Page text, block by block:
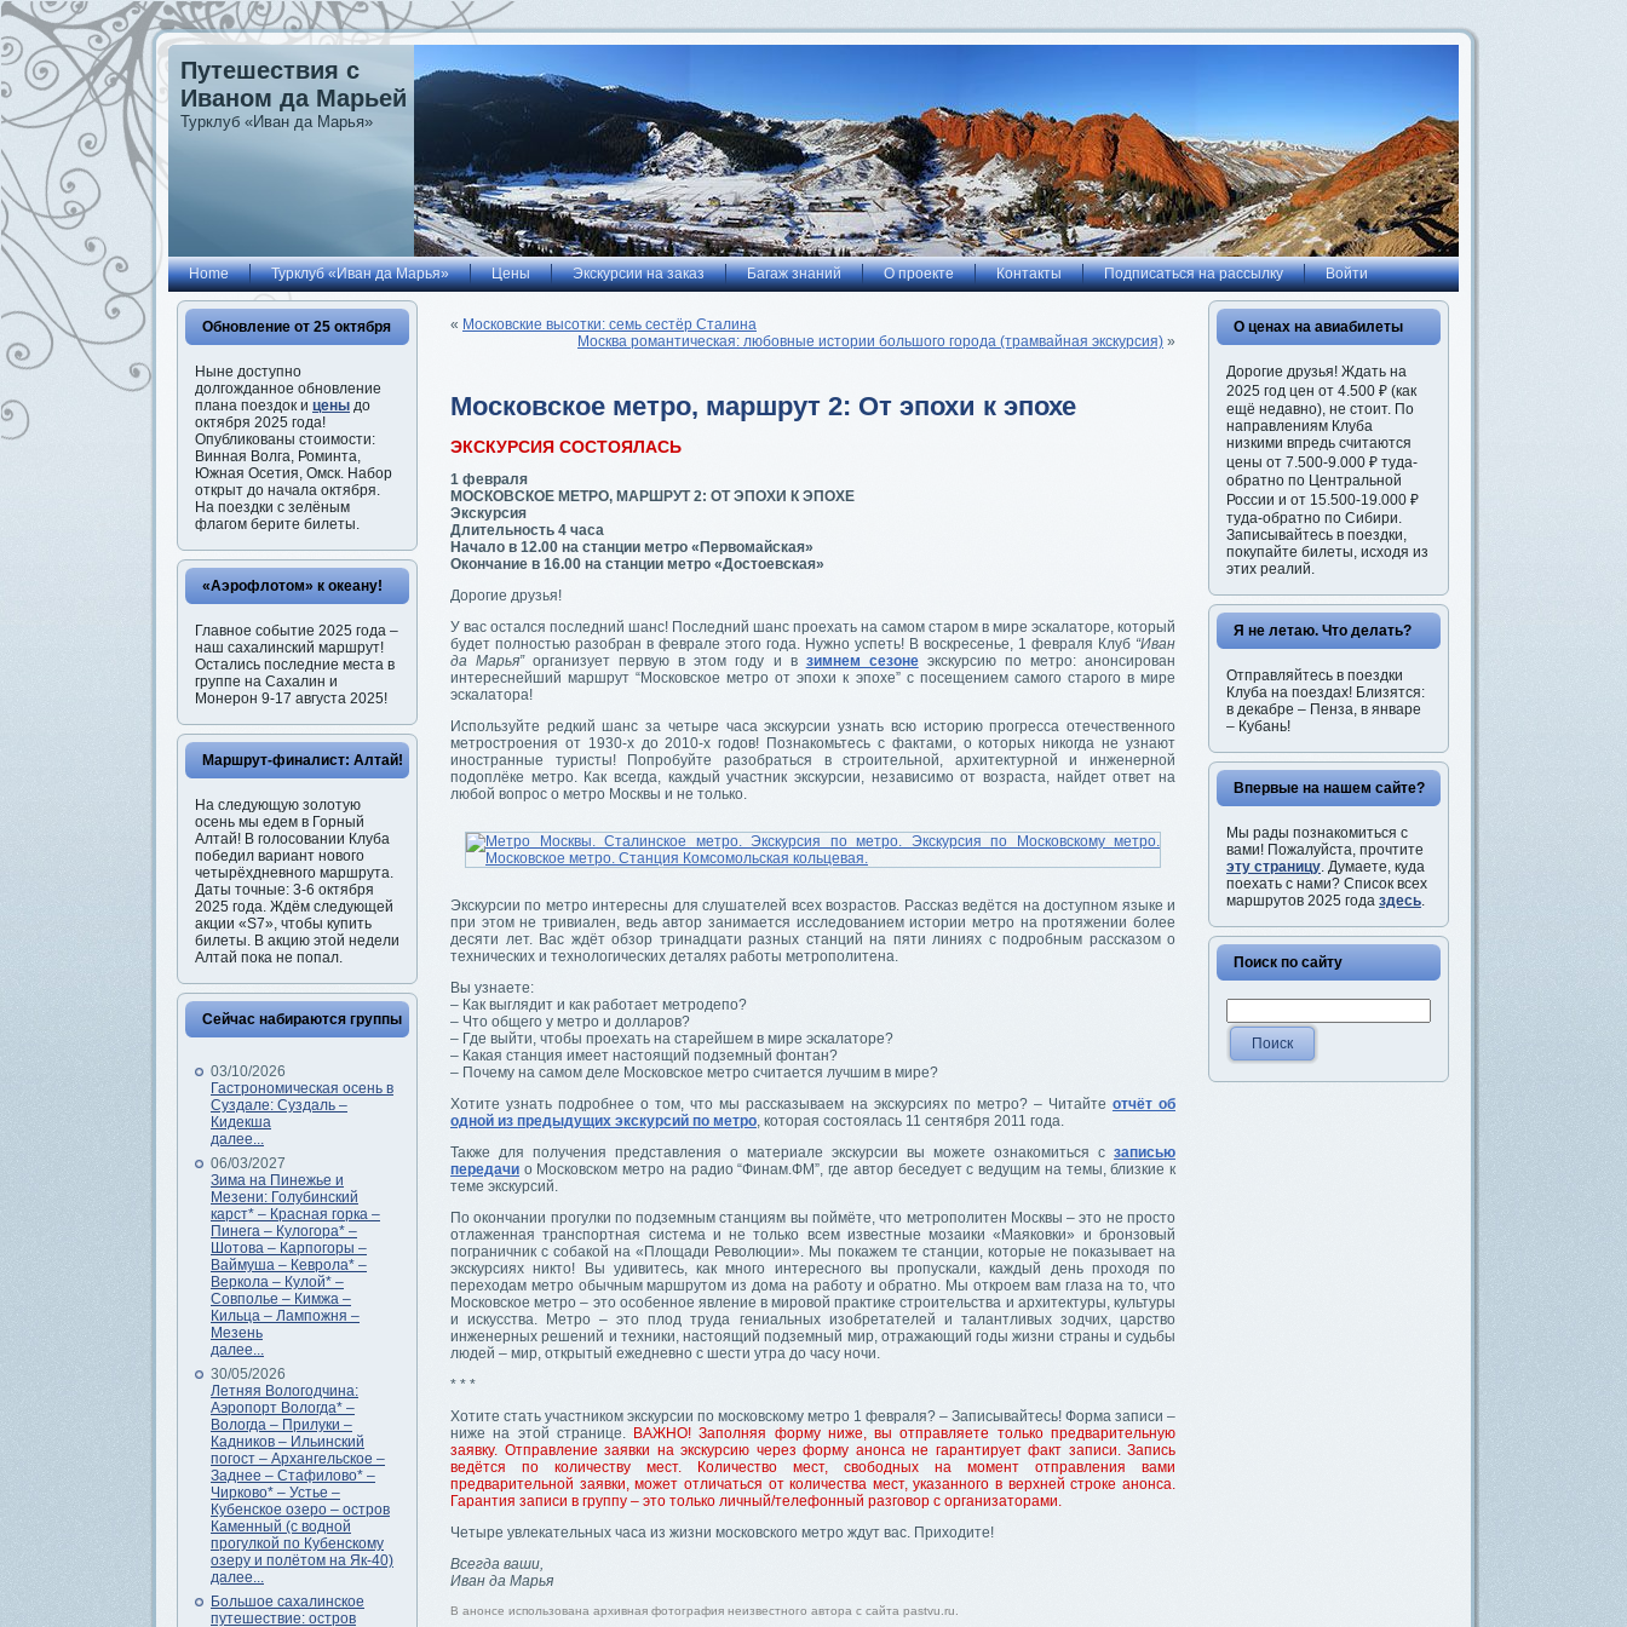
Путешествия с
Иваном да Марьей
Турклуб «Иван да Марья»
Home Турклуб «Иван да Марья» Цены Экскурсии на заказ Багаж знаний О проекте Контакты Подписаться на рассылку Войти
Обновление от 25 октября
Ныне доступно
долгожданное обновление
плана поездок и цены до
октября 2025 года!
Опубликованы стоимости:
Винная Волга, Роминта,
Южная Осетия, Омск. Набор
открыт до начала октября.
На поездки с зелёным
флагом берите билеты.
«Аэрофлотом» к океану!
Главное событие 2025 года –
наш сахалинский маршрут!
Остались последние места в
группе на Сахалин и
Монерон 9-17 августа 2025!
Маршрут-финалист: Алтай!
На следующую золотую
осень мы едем в Горный
Алтай! В голосовании Клуба
победил вариант нового
четырёхдневного маршрута.
Даты точные: 3-6 октября
2025 года. Ждём следующей
акции «S7», чтобы купить
билеты. В акцию этой недели
Алтай пока не попал.
Сейчас набираются группы
03/10/2026
Гастрономическая осень в
Суздале: Суздаль –
Кидекша
далее...
06/03/2027
Зима на Пинежье и
Мезени: Голубинский
карст* – Красная горка –
Пинега – Кулогора* –
Шотова – Карпогоры –
Ваймуша – Кеврола* –
Веркола – Кулой* –
Совполье – Кимжа –
Кильца – Лампожня –
Мезень
далее...
30/05/2026
Летняя Вологодчина:
Аэропорт Вологда* –
Вологда – Прилуки –
Кадников – Ильинский
погост – Архангельское –
Заднее – Стафилово* –
Чирково* – Устье –
Кубенское озеро – остров
Каменный (с водной
прогулкой по Кубенскому
озеру и полётом на Як-40)
далее...
Большое сахалинское
путешествие: остров
« Московские высотки: семь сестёр Сталина
Москва романтическая: любовные истории большого города (трамвайная экскурсия) »
Московское метро, маршрут 2: От эпохи к эпохе
ЭКСКУРСИЯ СОСТОЯЛАСЬ
1 февраля
МОСКОВСКОЕ МЕТРО, МАРШРУТ 2: ОТ ЭПОХИ К ЭПОХЕ
Экскурсия
Длительность 4 часа
Начало в 12.00 на станции метро «Первомайская»
Окончание в 16.00 на станции метро «Достоевская»
Дорогие друзья!
У вас остался последний шанс! Последний шанс проехать на самом старом в мире эскалаторе, который
будет полностью разобран в феврале этого года. Нужно успеть! В воскресенье, 1 февраля Клуб “Иван
да Марья”организует первую в этом году и в зимнем сезонеэкскурсию по метро: анонсирован
интереснейший маршрут “Московское метро от эпохи к эпохе” с посещением самого старого в мире
эскалатора!
Используйте редкий шанс за четыре часа экскурсии узнать всю историю прогресса отечественного
метростроения от 1930-х до 2010-х годов! Познакомьтесь с фактами, о которых никогда не узнают
иностранные туристы! Попробуйте разобраться в строительной, архитектурной и инженерной
подоплёке метро. Как всегда, каждый участник экскурсии, независимо от возраста, найдет ответ на
любой вопрос о метро Москвы и не только.
Экскурсии по метро интересны для слушателей всех возрастов. Рассказ ведётся на доступном языке и
при этом не тривиален, ведь автор занимается исследованием истории метро на протяжении более
десяти лет. Вас ждёт обзор тринадцати разных станций на пяти линиях с подробным рассказом о
технических и технологических деталях работы метрополитена.
Вы узнаете:
– Как выглядит и как работает метродепо?
– Что общего у метро и долларов?
– Где выйти, чтобы проехать на старейшем в мире эскалаторе?
– Какая станция имеет настоящий подземный фонтан?
– Почему на самом деле Московское метро считается лучшим в мире?
Хотите узнать подробнее о том, что мы рассказываем на экскурсиях по метро? – Читайте отчёт об
одной из предыдущих экскурсий по метро, которая состоялась 11 сентября 2011 года.
Также для получения представления о материале экскурсии вы можете ознакомиться с записью
передачи о Московском метро на радио “Финам.ФМ”, где автор беседует с ведущим на темы, близкие к
теме экскурсий.
По окончании прогулки по подземным станциям вы поймёте, что метрополитен Москвы – это не просто
отлаженная транспортная система и не только всем известные мозаики «Маяковки» и бронзовый
пограничник с собакой на «Площади Революции». Мы покажем те станции, которые не показывает на
экскурсиях никто! Вы удивитесь, как много интересного вы пропускали, каждый день проходя по
переходам метро обычным маршрутом из дома на работу и обратно. Мы откроем вам глаза на то, что
Московское метро – это особенное явление в мировой практике строительства и архитектуры, культуры
и искусства. Метро – это плод труда гениальных изобретателей и талантливых зодчих, царство
инженерных решений и техники, настоящий подземный мир, отражающий годы жизни страны и судьбы
людей – мир, открытый ежедневно с шести утра до часу ночи.
* * *
Хотите стать участником экскурсии по московскому метро 1 февраля? – Записывайтесь! Форма записи –
ниже на этой странице. ВАЖНО! Заполняя форму ниже, вы отправляете только предварительную
заявку. Отправление заявки на экскурсию через форму анонса не гарантирует факт записи. Запись
ведётся по количеству мест. Количество мест, свободных на момент отправления вами
предварительной заявки, может отличаться от количества мест, указанного в верхней строке анонса.
Гарантия записи в группу – это только личный/телефонный разговор с организаторами.
Четыре увлекательных часа из жизни московского метро ждут вас. Приходите!
Всегда ваши,
Иван да Марья
В анонсе использована архивная фотография неизвестного автора с сайта pastvu.ru.
О ценах на авиабилеты
Дорогие друзья! Ждать на
2025 год цен от 4.500 ₽ (как
ещё недавно), не стоит. По
направлениям Клуба
низкими впредь считаются
цены от 7.500-9.000 ₽ туда-
обратно по Центральной
России и от 15.500-19.000 ₽
туда-обратно по Сибири.
Записывайтесь в поездки,
покупайте билеты, исходя из
этих реалий.
Я не летаю. Что делать?
Отправляйтесь в поездки
Клуба на поездах! Близятся:
в декабре – Пенза, в январе
– Кубань!
Впервые на нашем сайте?
Мы рады познакомиться с
вами! Пожалуйста, прочтите
эту страницу. Думаете, куда
поехать с нами? Список всех
маршрутов 2025 года здесь.
Поиск по сайту